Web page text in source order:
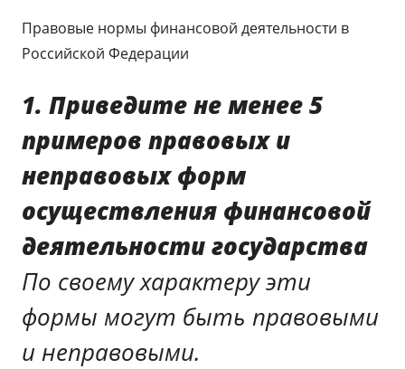
Правовые нормы финансовой деятельности в
Российской Федерации
1. Приведите не менее 5
примеров правовых и
неправовых форм
осуществления финансовой
деятельности государства
По своему характеру эти
формы могут быть правовыми
и неправовыми.